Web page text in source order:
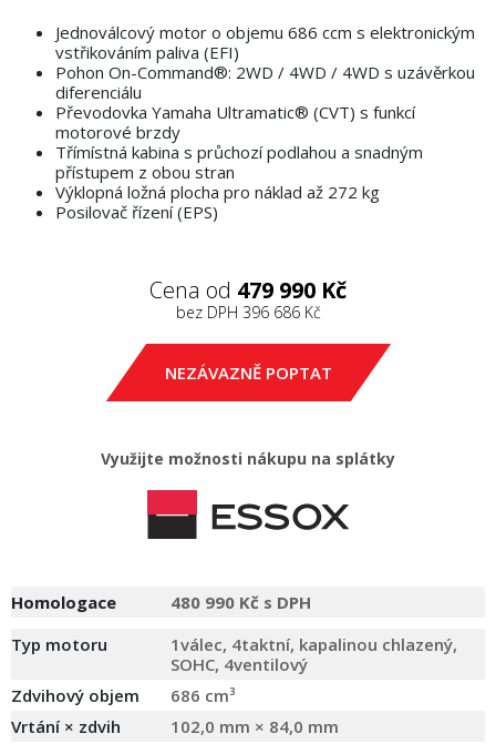
Jednoválcový motor o objemu 686 ccm s elektronickým
vstřikováním paliva (EFI)
Pohon On-Command®: 2WD / 4WD / 4WD s uzávěrkou
diferenciálu
Převodovka Yamaha Ultramatic® (CVT) s funkcí
motorové brzdy
Třímístná kabina s průchozí podlahou a snadným
přístupem z obou stran
Výklopná ložná plocha pro náklad až 272 kg
Posilovač řízení (EPS)
Cena od 479 990 Kč
bez DPH 396 686 Kč
NEZÁVAZNĚ POPTAT
Využijte možnosti nákupu na splátky
Homologace
480 990 Kč s DPH
Typ motoru
1válec, 4taktní, kapalinou chlazený,
SOHC, 4ventilový
Zdvihový objem
686 cm³
Vrtání × zdvih
102,0 mm × 84,0 mm